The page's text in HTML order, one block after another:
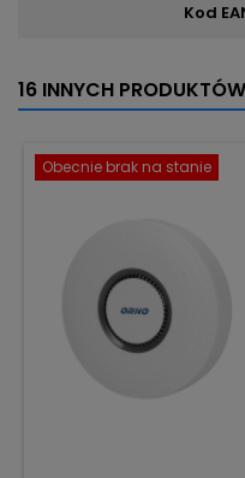
Kod
16 INNYCH
Obecnie brak na stanie